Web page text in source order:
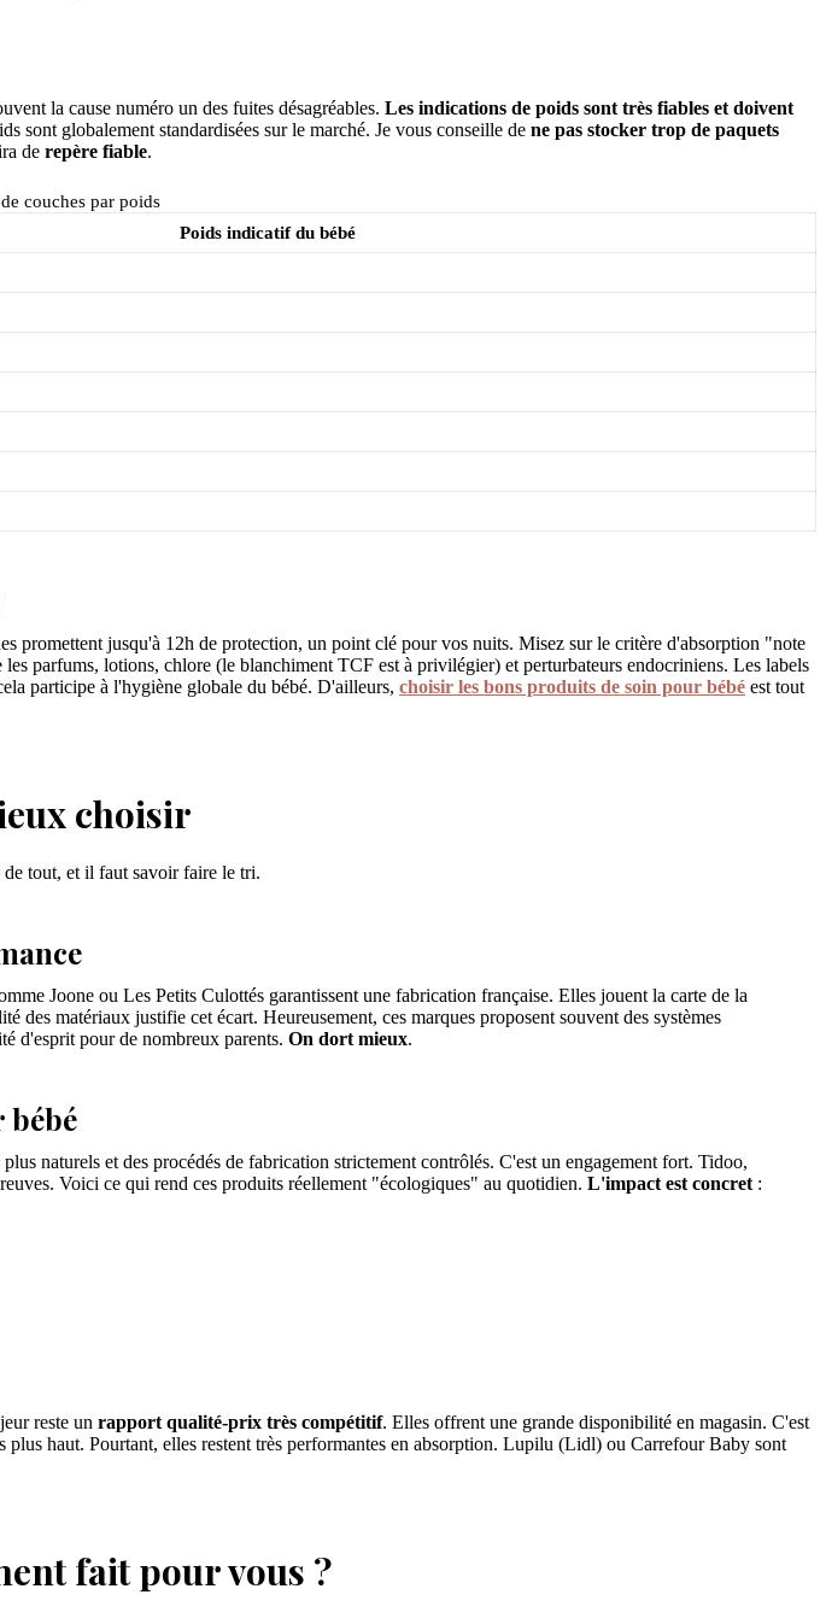
la cause numéro un des fuites désagréables. Les indications de poids sont très fiables et doivent
sont globalement standardisées sur le marché. Je vous conseille de ne pas stocker trop de paquets
de repère fiable.
couches par poids
Poids indicatif du bébé
promettent jusqu'à 12h de protection, un point clé pour vos nuits. Misez sur le critère d'absorption "note
les parfums, lotions, chlore (le blanchiment TCF est à privilégier) et perturbateurs endocriniens. Les labels
participe à l'hygiène globale du bébé. D'ailleurs, choisir les bons produits de soin pour bébé est tout
choisir
tout, et il faut savoir faire le tri.
Joone ou Les Petits Culottés garantissent une fabrication française. Elles jouent la carte de la
des matériaux justifie cet écart. Heureusement, ces marques proposent souvent des systèmes
d'esprit pour de nombreux parents. On dort mieux.
bébé
naturels et des procédés de fabrication strictement contrôlés. C'est un engagement fort. Tidoo,
Voici ce qui rend ces produits réellement "écologiques" au quotidien. L'impact est concret :
reste un rapport qualité-prix très compétitif. Elles offrent une grande disponibilité en magasin. C'est
haut. Pourtant, elles restent très performantes en absorption. Lupilu (Lidl) ou Carrefour Baby sont
fait pour vous ?